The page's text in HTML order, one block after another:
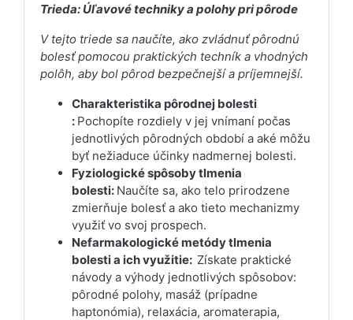
Trieda: Úľavové techniky a polohy pri pôrode
V tejto triede sa naučíte, ako zvládnuť pôrodnú
bolesť pomocou praktických techník a vhodných
polôh, aby bol pôrod bezpečnejší a príjemnejší.
Charakteristika pôrodnej bolesti
: Pochopíte rozdiely v jej vnímaní počas
jednotlivých pôrodných období a aké môžu
byť nežiaduce účinky nadmernej bolesti.
Fyziologické spôsoby tlmenia
bolesti: Naučíte sa, ako telo prirodzene
zmierňuje bolesť a ako tieto mechanizmy
využiť vo svoj prospech.
Nefarmakologické metódy tlmenia
bolesti a ich využitie: Získate praktické
návody a výhody jednotlivých spôsobov:
pôrodné polohy, masáž (prípadne
haptonómia), relaxácia, aromaterapia,